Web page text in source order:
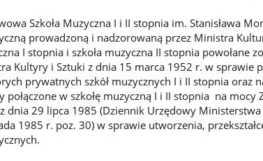
Szkoła Muzyczna I i II stopnia im. Stanisława
prowadzoną i nadzorowaną przez Ministra
I stopnia i szkoła muzyczna II stopnia powołane
Kultyry i Sztuki z dnia 15 marca 1952 r. w sprawie
prywatnych szkół muzycznych I i II stopnia oraz
połączone w szkołę muzyczną I i II stopnia na
dnia 29 lipca 1985 (Dziennik Urzędowy
1985 r. poz. 30) w sprawie utworzenia,